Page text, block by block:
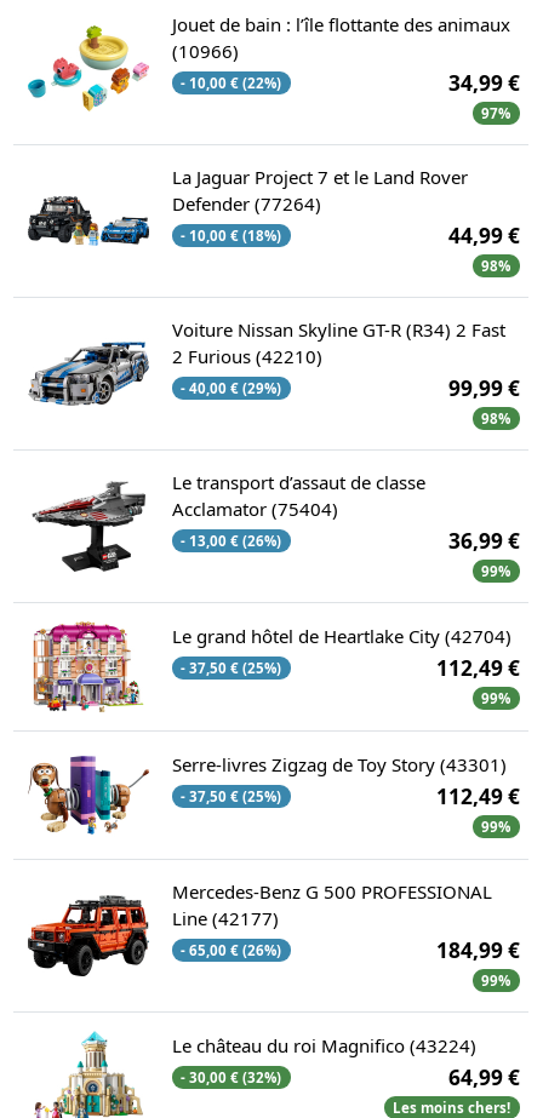
Jouet de bain : l’île flottante des animaux
(10966)
- 10,00 € (22%) 34,99 €
97%
La Jaguar Project 7 et le Land Rover
Defender (77264)
- 10,00 € (18%) 44,99 €
98%
Voiture Nissan Skyline GT-R (R34) 2 Fast
2 Furious (42210)
- 40,00 € (29%) 99,99 €
98%
Le transport d’assaut de classe
Acclamator (75404)
- 13,00 € (26%) 36,99 €
99%
Le grand hôtel de Heartlake City (42704)
- 37,50 € (25%) 112,49 €
99%
Serre-livres Zigzag de Toy Story (43301)
- 37,50 € (25%) 112,49 €
99%
Mercedes-Benz G 500 PROFESSIONAL
Line (42177)
- 65,00 € (26%) 184,99 €
99%
Le château du roi Magnifico (43224)
- 30,00 € (32%) 64,99 €
Les moins chers!